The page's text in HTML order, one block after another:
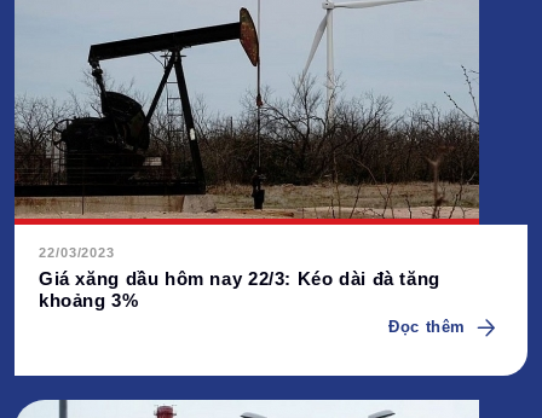
22/03/2023
Giá xăng dầu hôm nay 22/3: Kéo dài đà tăng
khoảng 3%
Đọc thêm